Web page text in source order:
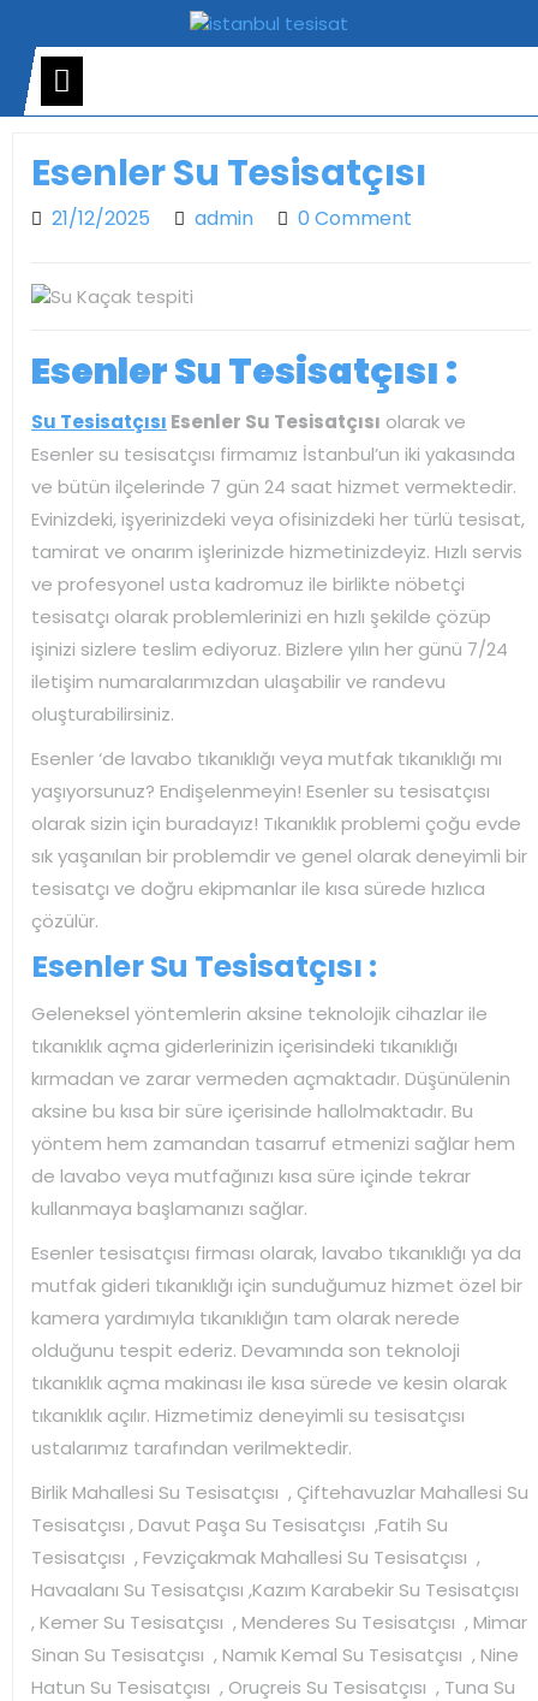
content
Esenler Su Tesisatçısı
21/12/2025 21/12/2025
adminadmin0 Comment
Esenler Su Tesisatçısı :
Su Tesisatçısı Esenler Su Tesisatçısı olarak ve
Esenler su tesisatçısı firmamız İstanbul’un iki yakasında
ve bütün ilçelerinde 7 gün 24 saat hizmet vermektedir.
Evinizdeki, işyerinizdeki veya ofisinizdeki her türlü tesisat,
tamirat ve onarım işlerinizde hizmetinizdeyiz. Hızlı servis
ve profesyonel usta kadromuz ile birlikte nöbetçi
tesisatçı olarak problemlerinizi en hızlı şekilde çözüp
işinizi sizlere teslim ediyoruz. Bizlere yılın her günü 7/24
iletişim numaralarımızdan ulaşabilir ve randevu
oluşturabilirsiniz.
Esenler ‘de lavabo tıkanıklığı veya mutfak tıkanıklığı mı
yaşıyorsunuz? Endişelenmeyin! Esenler su tesisatçısı
olarak sizin için buradayız! Tıkanıklık problemi çoğu evde
sık yaşanılan bir problemdir ve genel olarak deneyimli bir
tesisatçı ve doğru ekipmanlar ile kısa sürede hızlıca
çözülür.
Esenler Su Tesisatçısı :
Geleneksel yöntemlerin aksine teknolojik cihazlar ile
tıkanıklık açma giderlerinizin içerisindeki tıkanıklığı
kırmadan ve zarar vermeden açmaktadır. Düşünülenin
aksine bu kısa bir süre içerisinde hallolmaktadır. Bu
yöntem hem zamandan tasarruf etmenizi sağlar hem
de lavabo veya mutfağınızı kısa süre içinde tekrar
kullanmaya başlamanızı sağlar.
Esenler tesisatçısı firması olarak, lavabo tıkanıklığı ya da
mutfak gideri tıkanıklığı için sunduğumuz hizmet özel bir
kamera yardımıyla tıkanıklığın tam olarak nerede
olduğunu tespit ederiz. Devamında son teknoloji
tıkanıklık açma makinası ile kısa sürede ve kesin olarak
tıkanıklık açılır. Hizmetimiz deneyimli su tesisatçısı
ustalarımız tarafından verilmektedir.
Birlik Mahallesi Su Tesisatçısı , Çiftehavuzlar Mahallesi Su
Tesisatçısı , Davut Paşa Su Tesisatçısı ,Fatih Su
Tesisatçısı , Fevziçakmak Mahallesi Su Tesisatçısı ,
Havaalanı Su Tesisatçısı ,Kazım Karabekir Su Tesisatçısı
, Kemer Su Tesisatçısı , Menderes Su Tesisatçısı , Mimar
Sinan Su Tesisatçısı , Namık Kemal Su Tesisatçısı , Nine
Hatun Su Tesisatçısı , Oruçreis Su Tesisatçısı , Tuna Su